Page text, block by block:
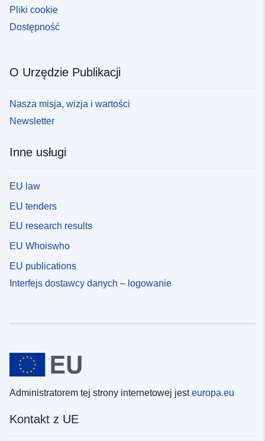
Pliki cookie
Dostępność
O Urzędzie Publikacji
Nasza misja, wizja i wartości
Newsletter
Inne usługi
EU law
EU tenders
EU research results
EU Whoiswho
EU publications
Interfejs dostawcy danych – logowanie
Administratorem tej strony internetowej jesteuropa.eu
Kontakt z UE